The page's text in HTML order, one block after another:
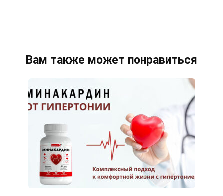
Вам также может понравиться